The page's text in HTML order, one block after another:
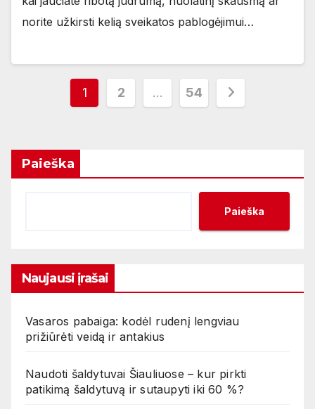
norite užkirsti kelią sveikatos pablogėjimui…
Įrašų
1 2 … 54
Paieška
Paieška
Naujausi įrašai
Vasaros pabaiga: kodėl rudenį lengviau
prižiūrėti veidą ir antakius
Naudoti šaldytuvai Šiauliuose – kur pirkti
patikimą šaldytuvą ir sutaupyti iki 60 %?